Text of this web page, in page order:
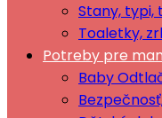
Stany, typi,
Toaletky,
Potreby pre
Baby